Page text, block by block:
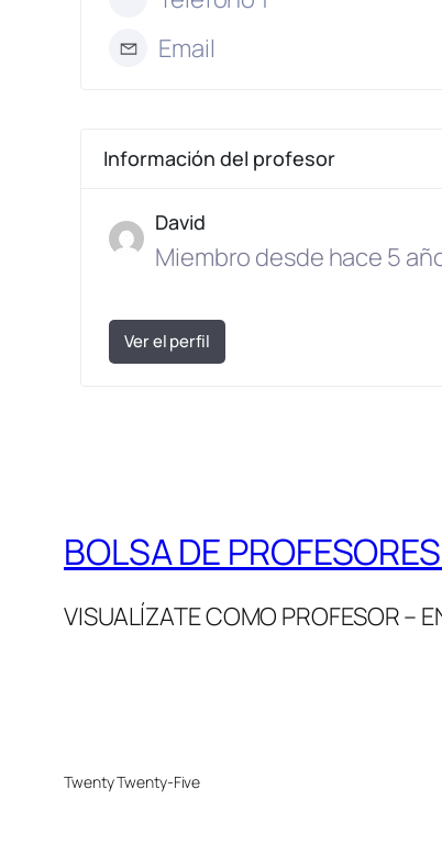
Email
Información del profesor
David
Miembro desde hace 5
Ver el perfil
BOLSA DE
VISUALÍZATE COMO PROFESOR –
Twenty Twenty-Five